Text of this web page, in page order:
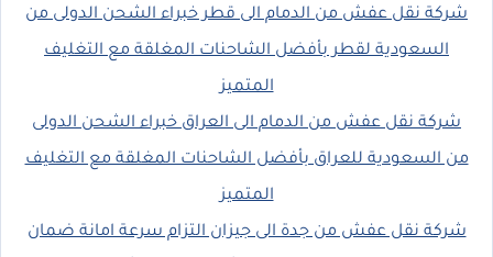
شركة نقل عفش من الدمام الى قطر خبراء الشحن الدولى من
السعودية لقطر بأفضل الشاحنات المغلقة مع التغليف
المتميز
شركة نقل عفش من الدمام الى العراق خبراء الشحن الدولى
من السعودية للعراق بأفضل الشاحنات المغلقة مع التغليف
المتميز
شركة نقل عفش من جدة الى جيزان التزام سرعة امانة ضمان